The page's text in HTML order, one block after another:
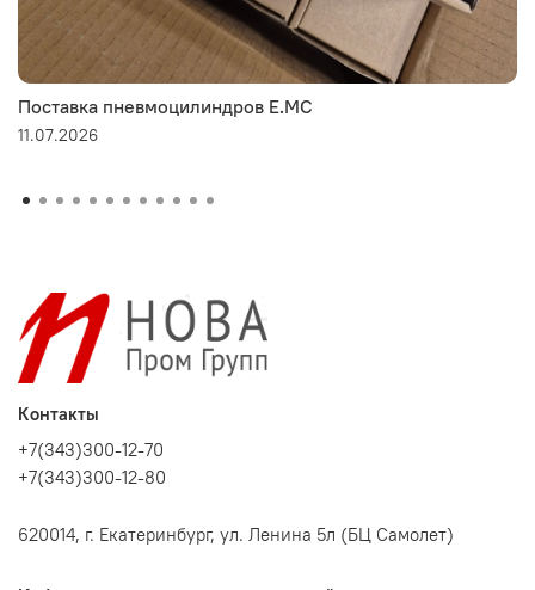
Поставка пневмоцилиндров E.MC
11.07.2026
Контакты
+7(343)300-12-70
+7(343)300-12-80
620014, г. Екатеринбург, ул. Ленина 5л (БЦ Самолет)